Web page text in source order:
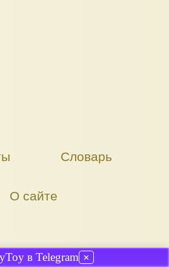
Словарь
О сайте
в Telegram ✕